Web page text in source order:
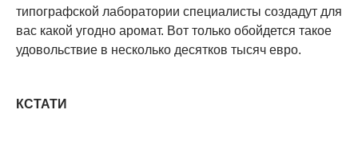
типографской лаборатории специалисты создадут для
вас какой угодно аромат. Вот только обойдется такое
удовольствие в несколько десятков тысяч евро.
КСТАТИ